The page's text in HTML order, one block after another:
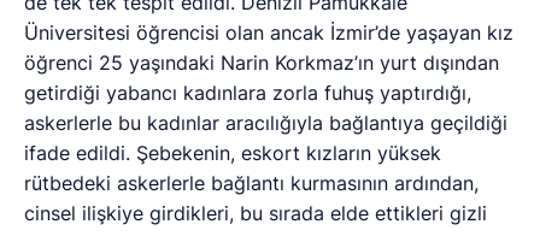
Üniversitesi öğrencisi olan ancak İzmir’de yaşayan kız
öğrenci 25 yaşındaki Narin Korkmaz’ın yurt dışından
getirdiği yabancı kadınlara zorla fuhuş yaptırdığı,
askerlerle bu kadınlar aracılığıyla bağlantıya geçildiği
ifade edildi. Şebekenin, eskort kızların yüksek
rütbedeki askerlerle bağlantı kurmasının ardından,
cinsel ilişkiye girdikleri, bu sırada elde ettikleri gizli